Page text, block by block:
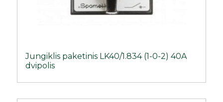
Jungiklis paketinis LK40/1.834 (1-0-2) 40A
dvipolis